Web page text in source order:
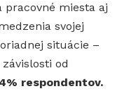
miesta aj
svojej
situácie –
od
respondentov.